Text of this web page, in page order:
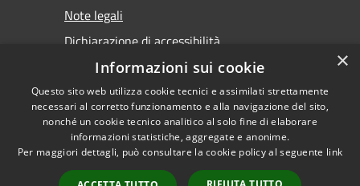
Note legali
Dichiarazione di accessibilità
Accessibilità
Copyright © 2026 • Comune di
Castel San Giovanni • Powered
byMunicipium Accesso
×
Informazioni sui cookie
Questo sito web utilizza cookie tecnici e assimilati strettamente
necessari al corretto funzionamento e alla navigazione del sito,
nonché un cookie tecnico analitico al solo fine di elaborare
informazioni statistiche, aggregate e anonime.
Per maggiori dettagli, può consultare la cookie policy al seguente link